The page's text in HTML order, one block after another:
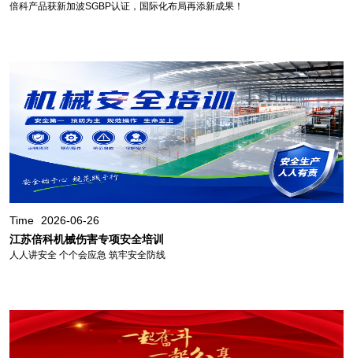
倍科产品获新加波SGBP认证，国际化布局再添新成果！
Time
2026-06-26
江苏倍科机械伤害专项安全培训
人人讲安全 个个会应急 筑牢安全防线